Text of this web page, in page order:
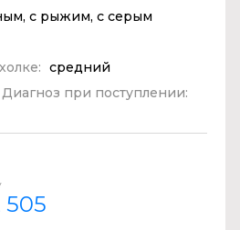
с рыжим, с серым
средний
Диагноз при поступлении:
505